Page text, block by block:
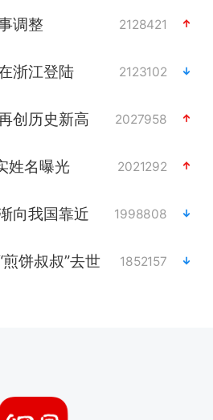
调整 2128421
浙江登陆 2123102
创历史新高 2027958
姓名曝光 2021292
向我国靠近 1998808
饼叔叔”去世 1852157